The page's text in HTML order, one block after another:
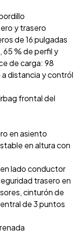
y trasero
de 16 pulgadas
65 % de perfil y
de carga: 98
distancia y contról
frontal del
en asiento
en altura con
lado conductor
trasero en
cinturón de
de 3 puntos